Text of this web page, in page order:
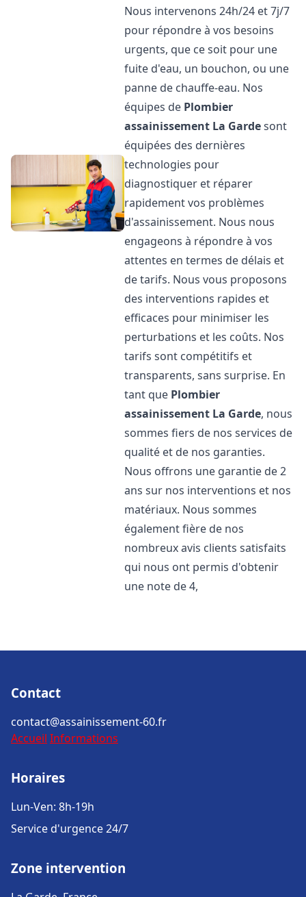
Nous intervenons 24h/24 et 7j/7
pour répondre à vos besoins
urgents, que ce soit pour une
fuite d'eau, un bouchon, ou une
panne de chauffe-eau. Nos
équipes de Plombier
assainissement La Gardesont
équipées des dernières
technologies pour
diagnostiquer et réparer
rapidement vos problèmes
d'assainissement. Nous nous
engageons à répondre à vos
attentes en termes de délais et
de tarifs. Nous vous proposons
des interventions rapides et
efficaces pour minimiser les
perturbations et les coûts. Nos
tarifs sont compétitifs et
transparents, sans surprise. En
tant que Plombier
assainissement La Garde, nous
sommes fiers de nos services de
qualité et de nos garanties.
Nous offrons une garantie de 2
ans sur nos interventions et nos
matériaux. Nous sommes
également fière de nos
nombreux avis clients satisfaits
qui nous ont permis d'obtenir
une note de 4,
Contact
contact@assainissement-60.fr
Accueil Informations
Horaires
Lun-Ven: 8h-19h
Service d'urgence 24/7
Zone intervention